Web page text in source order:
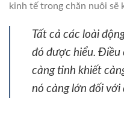
kinh tế trong chăn nuôi sẽ
Tất cả các loài
đó được hiểu. Điều
càng tinh khiết
nó càng lớn đối với